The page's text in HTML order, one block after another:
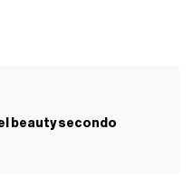
beauty secondo